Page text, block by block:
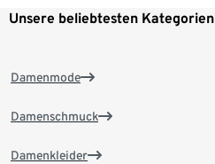
Unsere beliebtesten Kategorien
Damenmode
Damenschmuck
Damenkleider